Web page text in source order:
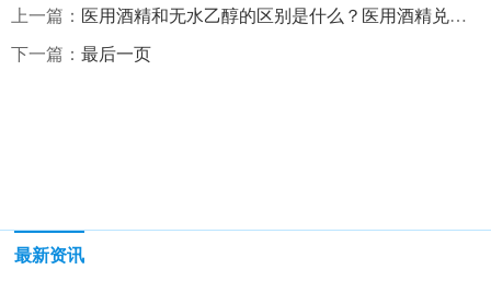
上一篇： 医用酒精和无水乙醇的区别是什么？医用酒精兑水喝了会怎么样？
下一篇： 最后一页
最新资讯